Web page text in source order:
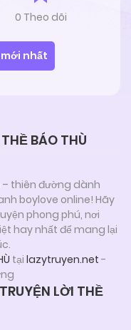
0 Theo dõi
nhất
BÁO THÙ
– thiên đường dành
boylove online! Hãy
phong phú, nơi
hay nhất để mang lại
tại lazytruyen.net -
LỜI THỀ